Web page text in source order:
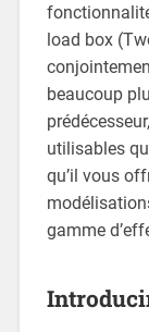
load box
beaucoup
utilisables
qu’il vous
gamme